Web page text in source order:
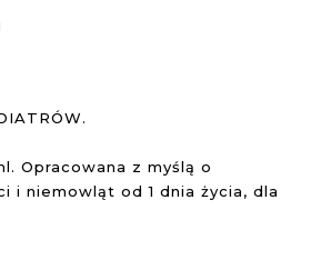
Opracowana z myślą o
i niemowląt od 1 dnia życia, dla